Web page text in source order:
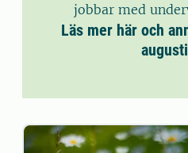
jobbar med
Läs mer här och
augusti